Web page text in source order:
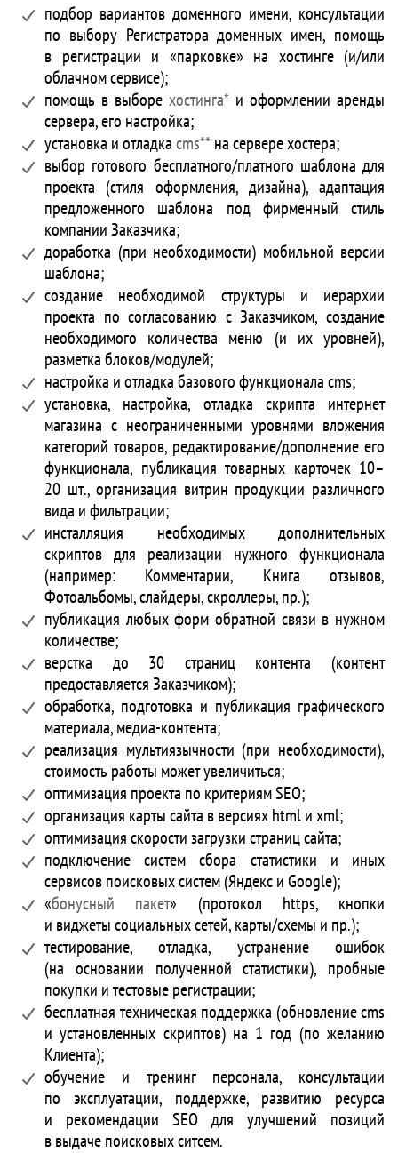
подбор вариантов доменного имени, консультации
по выбору Регистратора доменных имен, помощь
в регистрации и «парковке» на хостинге (и/или
облачном сервисе);
помощь в выборе хостинга* и оформлении аренды
сервера, его настройка;
установка и отладкаcms**на сервере хостера;
выбор готового бесплатного/платного шаблона для
проекта (стиля оформления, дизайна), адаптация
предложенного шаблона под фирменный стиль
компании Заказчика;
доработка (при необходимости) мобильной версии
шаблона;
создание необходимой структуры и иерархии
проекта по согласованию с Заказчиком, создание
необходимого количества меню (и их уровней),
разметка блоков/модулей;
настройка и отладка базового функционала cms;
установка, настройка, отладка скрипта интернет
магазина с неограниченными уровнями вложения
категорий товаров, редактирование/дополнение его
функционала, публикация товарных карточек 10–
20 шт., организация витрин продукции различного
вида и фильтрации;
инсталляция необходимых дополнительных
скриптов для реализации нужного функционала
(например: Комментарии, Книга отзывов,
Фотоальбомы, слайдеры, скроллеры, пр.);
публикация любых форм обратной связи в нужном
количестве;
верстка до 30 страниц контента (контент
предоставляется Заказчиком);
обработка, подготовка и публикация графического
материала, медиа-контента;
реализация мультиязычности (при необходимости),
стоимость работы может увеличиться;
оптимизация проекта по критериям SEO;
организация карты сайта в версиях html и xml;
оптимизация скорости загрузки страниц сайта;
подключение систем сбора статистики и иных
сервисов поисковых систем (Яндекс и Google);
«бонусный пакет» (протокол https, кнопки
и виджеты социальных сетей, карты/схемы и пр.);
тестирование, отладка, устранение ошибок
(на основании полученной статистики), пробные
покупки и тестовые регистрации;
бесплатная техническая поддержка (обновление cms
и установленных скриптов) на 1 год (по желанию
Клиента);
обучение и тренинг персонала, консультации
по эксплуатации, поддержке, развитию ресурса
и рекомендации SEO для улучшений позиций
в выдаче поисковых ситсем.